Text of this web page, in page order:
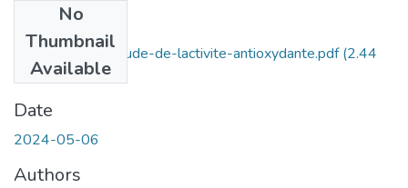
No
Thumbnail
Available
contribution-a-letude-de-lactivite-antioxydante.pdf(2.44
MB)
Date
2024-05-06
Authors